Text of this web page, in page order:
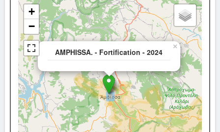
AMPHISSA. - Fortification - 2024
×
+
−